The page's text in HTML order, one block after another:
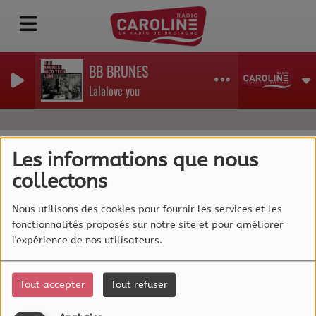
Les informations que nous
collectons
Nous utilisons des cookies pour fournir les services et les
fonctionnalités proposés sur notre site et pour améliorer
l'expérience de nos utilisateurs.
Tout accepter Tout refuser
BB BRUNES
Lalalove you